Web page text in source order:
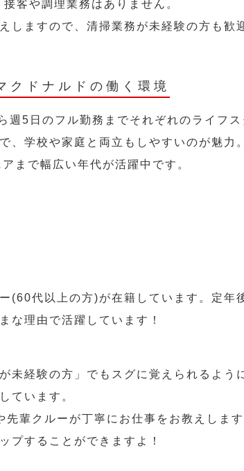
客や調理業務はありません。
しますので、清掃業務が未経験の方も歓
クドナルドの働く環境
週5日のフル勤務までそれぞれのライフ
、学校や家庭と両立もしやすいのが魅力
まで幅広い年代が活躍中です。
(60代以上の方)が在籍しています。定年
な理由で活躍しています！
未経験の方」でもスグに覚えられるよう
ています。
輩クルーが丁寧にお仕事をお教えしま
プすることができますよ！